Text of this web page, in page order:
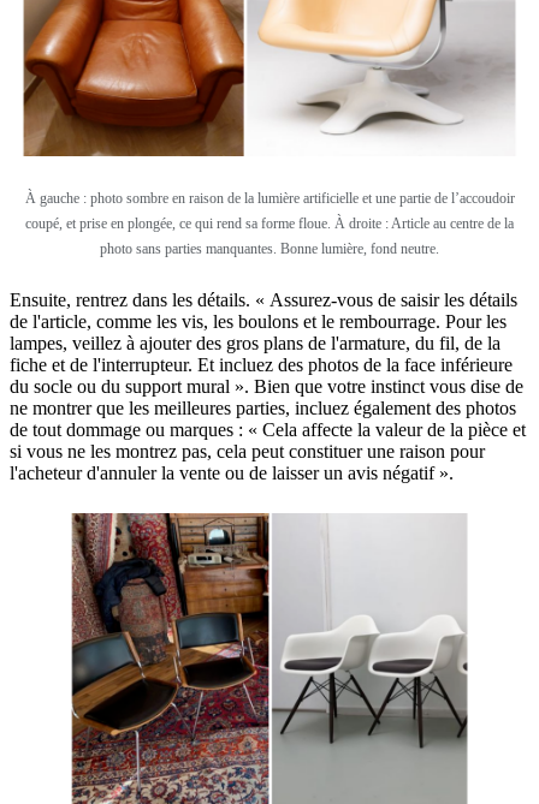
À gauche : photo sombre en raison de la lumière artificielle et une partie de l’accoudoir
coupé, et prise en plongée, ce qui rend sa forme floue. À droite : Article au centre de la
photo sans parties manquantes. Bonne lumière, fond neutre.
Ensuite, rentrez dans les détails. « Assurez-vous de saisir les détails
de l'article, comme les vis, les boulons et le rembourrage. Pour les
lampes, veillez à ajouter des gros plans de l'armature, du fil, de la
fiche et de l'interrupteur. Et incluez des photos de la face inférieure
du socle ou du support mural ». Bien que votre instinct vous dise de
ne montrer que les meilleures parties, incluez également des photos
de tout dommage ou marques : « Cela affecte la valeur de la pièce et
si vous ne les montrez pas, cela peut constituer une raison pour
l'acheteur d'annuler la vente ou de laisser un avis négatif ».